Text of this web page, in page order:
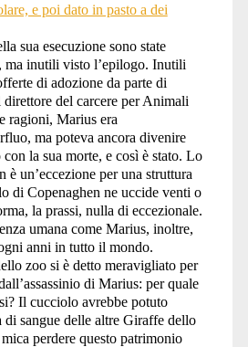
e poi dato in pasto a dei
sua esecuzione sono state
ma inutili visto l’epilogo. Inutili
di adozione da parte di
direttore del carcere per Animali
ragioni, Marius era
ma poteva ancora divenire
la sua morte, e così è stato. Lo
è un’eccezione per una struttura
di Copenaghen ne uccide venti o
la prassi, nulla di eccezionale.
umana come Marius, inoltre,
anni in tutto il mondo.
zoo si è detto meravigliato per
di Marius: per quale
Il cucciolo avrebbe potuto
sangue delle altre Giraffe dello
perdere questo patrimonio